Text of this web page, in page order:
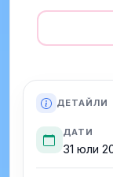
ДЕТАЙЛИ
ДАТИ
31 юли